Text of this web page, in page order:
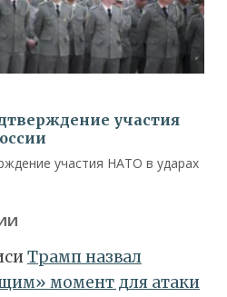
Трамп назвал
момент для атаки